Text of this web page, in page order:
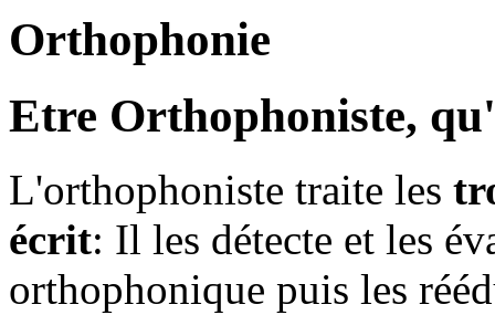
Orthophonie
Etre Orthophoniste,
L'orthophoniste traite les
écrit: Il les détecte et les
orthophonique puis les